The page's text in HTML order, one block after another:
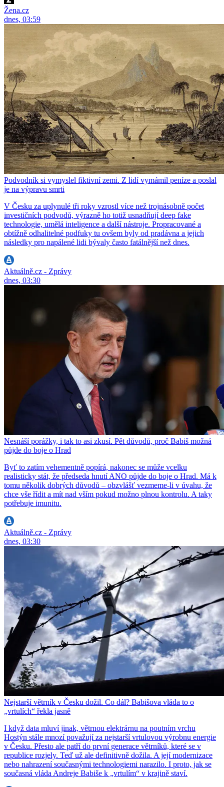
Žena.cz
dnes, 03:59
Podvodník si vymyslel fiktivní zemi. Z lidí vymámil peníze a poslal
je na výpravu smrti
V Česku za uplynulé tři roky vzrostl více než trojnásobně počet
investičních podvodů, výrazně ho totiž usnadňují deep fake
technologie, umělá inteligence a další nástroje. Propracované a
obtížně odhalitelné podfuky tu ovšem byly od pradávna a jejich
následky pro napálené lidi bývaly často fatálnější než dnes.
Aktuálně.cz - Zprávy
dnes, 03:30
Nesnáší porážky, i tak to asi zkusí. Pět důvodů, proč Babiš možná
půjde do boje o Hrad
Byť to zatím vehementně popírá, nakonec se může vcelku
realisticky stát, že předseda hnutí ANO půjde do boje o Hrad. Má k
tomu několik dobrých důvodů – obzvlášť vezmeme-li v úvahu, že
chce vše řídit a mít nad vším pokud možno plnou kontrolu. A taky
potřebuje imunitu.
Aktuálně.cz - Zprávy
dnes, 03:30
Nejstarší větrník v Česku dožil. Co dál? Babišova vláda to o
„vrtulích“ řekla jasně
I když data mluví jinak, větrnou elektrárnu na poutním vrchu
Hostýn stále mnozí považují za nejstarší vrtulovou výrobnu energie
v Česku. Přesto ale patří do první generace větrníků, které se v
republice rozjely. Teď už ale definitivně dožila. A její modernizace
nebo nahrazení současnými technologiemi narazilo. I proto, jak se
současná vláda Andreje Babiše k „vrtulím“ v krajině staví.